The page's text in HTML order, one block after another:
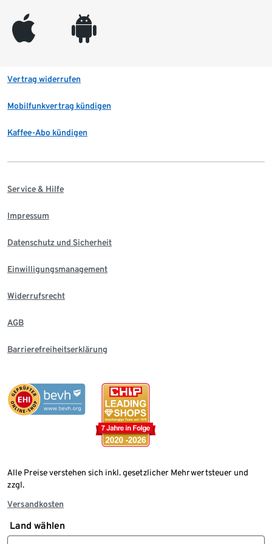
appleinc android
Vertrag widerrufen
Mobilfunkvertrag kündigen
Kaffee-Abo kündigen
Service & Hilfe
Impressum
Datenschutz und Sicherheit
Einwilligungsmanagement
Widerrufsrecht
AGB
Barrierefreiheitserklärung
Alle Preise verstehen sich inkl. gesetzlicher Mehrwertsteuer und
zzgl.
Versandkosten
Land wählen